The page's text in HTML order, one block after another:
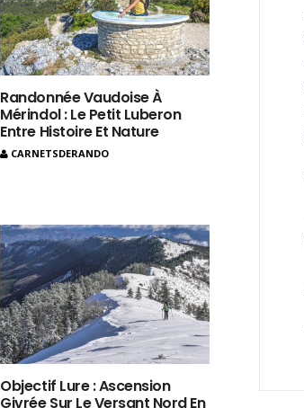
Randonnée Vaudoise À
Mérindol : Le Petit Luberon
Entre Histoire Et Nature
CARNETSDERANDO
Objectif Lure : Ascension
Givrée Sur Le Versant Nord En